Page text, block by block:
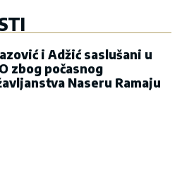
i Adžić saslušani u
zbog počasnog
Naseru Ramaju